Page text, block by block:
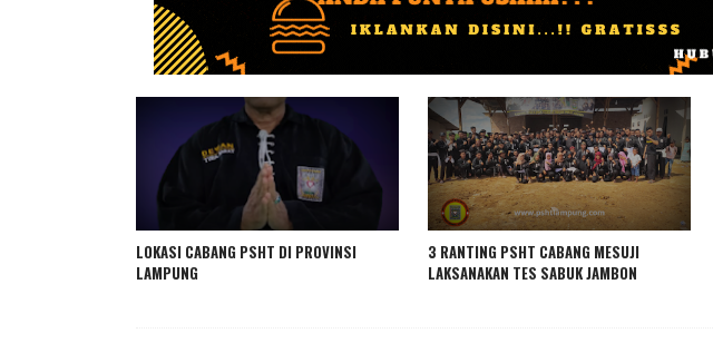
LOKASI CABANG PSHT DI PROVINSI
LAMPUNG
3 RANTING PSHT CABANG MESUJI
LAKSANAKAN TES SABUK JAMBON